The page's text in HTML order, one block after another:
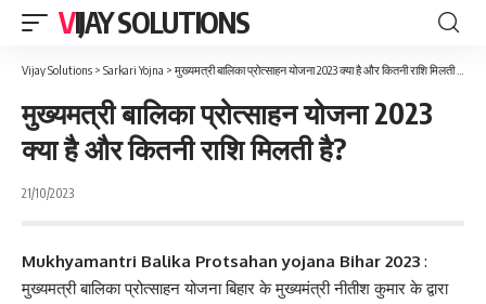
VIJAY SOLUTIONS
Vijay Solutions > Sarkari Yojna > मुख्यमत्री बालिका प्रोत्साहन योजना 2023 क्या है और कितनी राशि मिलती है?
मुख्यमत्री बालिका प्रोत्साहन योजना 2023
क्या है और कितनी राशि मिलती है?
21/10/2023
Mukhyamantri Balika Protsahan yojana Bihar 2023 :
मुख्यमत्री बालिका प्रोत्साहन योजना बिहार के मुख्यमंत्री नीतीश कुमार के द्वारा